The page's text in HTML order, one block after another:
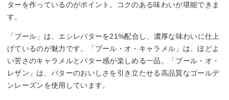
ターを作っているのがポイント。コクのある味わいが堪能できま
す。
「ブール」は、エシレバターを21%配合し、濃厚な味わいに仕上
げているのが魅力です。「ブール・オ・キャラメル」は、ほどよ
い苦さのキャラメルとバター感が楽しめる一品。「ブール・オ・
レザン」は、バターのおいしさを引き立たせる高品質なゴールデ
ンレーズンを使用しています。